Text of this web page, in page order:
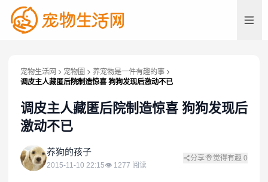
宠物生活网 宠物圈
养宠物是一件有趣的事
调皮主人藏匿后院制造惊喜 狗狗发现后激动不已
调皮主人藏匿后院制造惊喜 狗狗发现后
激动不已
养 养狗的孩子
2015-11-10 22:15👁 1277 阅读
分享 觉得有趣 0